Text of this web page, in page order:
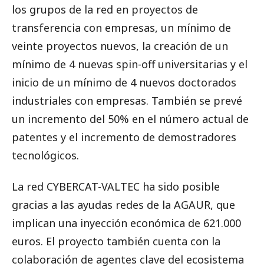
los grupos de la red en proyectos de
transferencia con empresas, un mínimo de
veinte proyectos nuevos, la creación de un
mínimo de 4 nuevas spin-off universitarias y el
inicio de un mínimo de 4 nuevos doctorados
industriales con empresas. También se prevé
un incremento del 50% en el número actual de
patentes y el incremento de demostradores
tecnológicos.
La red CYBERCAT-VALTEC ha sido posible
gracias a las ayudas redes de la AGAUR, que
implican una inyección económica de 621.000
euros. El proyecto también cuenta con la
colaboración de agentes clave del ecosistema